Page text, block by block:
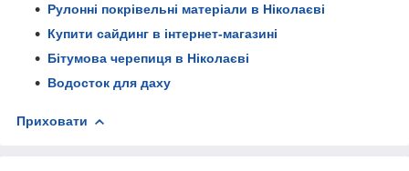
Рулонні покрівельні матеріали в Ніколаєві
Купити сайдинг в інтернет-магазині
Бітумова черепиця в Ніколаєві
Водосток для даху
Приховати